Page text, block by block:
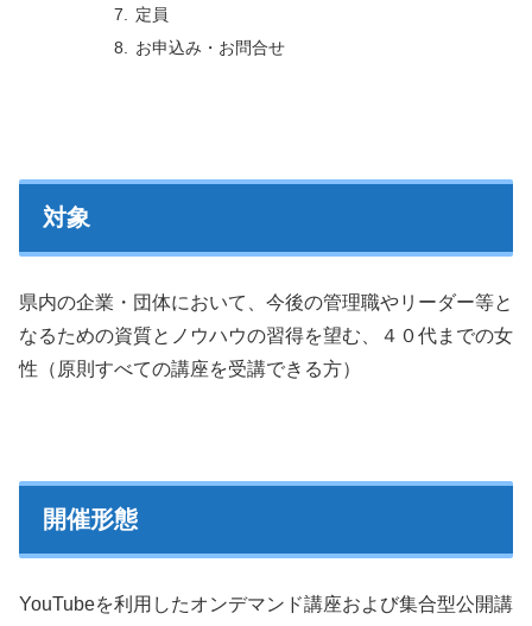
定員
お申込み・お問合せ
対象
県内の企業・団体において、今後の管理職やリーダー等と
なるための資質とノウハウの習得を望む、４０代までの女
性（原則すべての講座を受講できる方）
開催形態
YouTubeを利用したオンデマンド講座および集合型公開講